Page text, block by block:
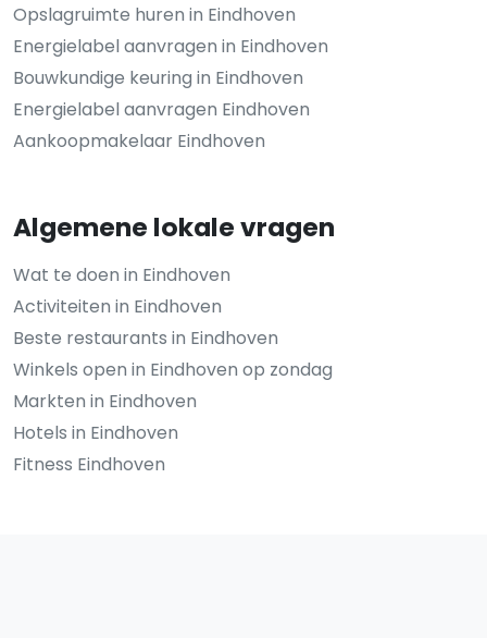
Opslagruimte huren in Eindhoven
Energielabel aanvragen in Eindhoven
Bouwkundige keuring in Eindhoven
Energielabel aanvragen Eindhoven
Aankoopmakelaar Eindhoven
Algemene lokale vragen
Wat te doen in Eindhoven
Activiteiten in Eindhoven
Beste restaurants in Eindhoven
Winkels open in Eindhoven op zondag
Markten in Eindhoven
Hotels in Eindhoven
Fitness Eindhoven